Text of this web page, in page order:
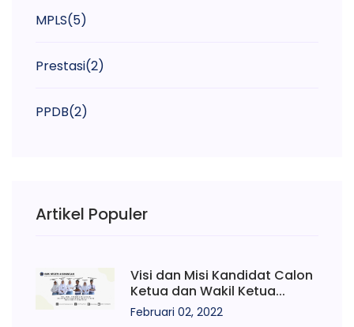
MPLS(5)
Prestasi(2)
PPDB(2)
Artikel Populer
Visi dan Misi Kandidat Calon
Ketua dan Wakil Ketua...
Februari 02, 2022